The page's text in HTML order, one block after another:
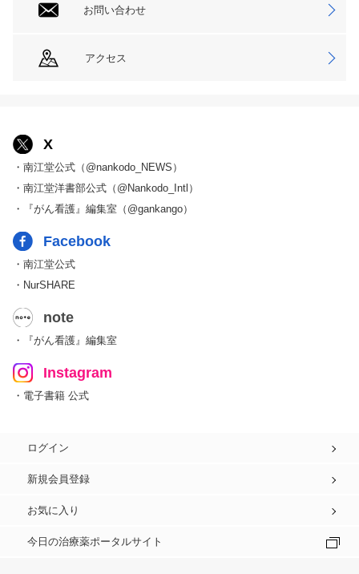
お問い合わせ
アクセス
X
・南江堂公式（@nankodo_NEWS）
・南江堂洋書部公式（@Nankodo_Intl）
・『がん看護』編集室（@gankango）
Facebook
・南江堂公式
・NurSHARE
note
・『がん看護』編集室
Instagram
・電子書籍 公式
ログイン
新規会員登録
お気に入り
今日の治療薬ポータルサイト